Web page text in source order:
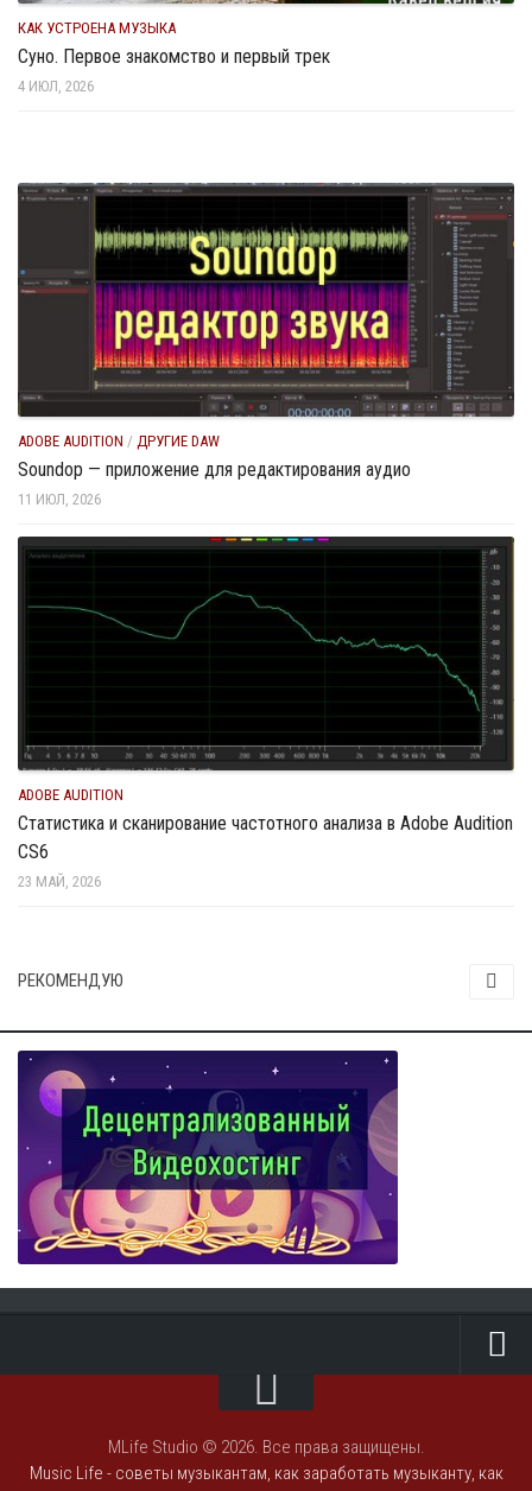
КАК УСТРОЕНА МУЗЫКА
Суно. Первое знакомство и первый трек
4 ИЮЛ, 2026
ADOBE AUDITION / ДРУГИЕ DAW
Soundop — приложение для редактирования аудио
11 ИЮЛ, 2026
ADOBE AUDITION
Статистика и сканирование частотного анализа в Adobe Audition
CS6
23 МАЙ, 2026
РЕКОМЕНДУЮ
Главная — Старая версия сайта ---->
Adobe Audition
Уроки Сubase
MLife Studio © 2026. Все права защищены.
Music Life - советы музыкантам, как заработать музыканту, как